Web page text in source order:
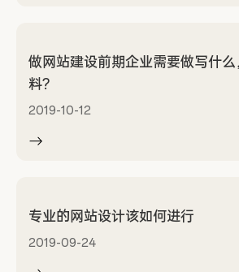
做网站建设前期企业需要做写什
料?
2019-10-12
专业的网站设计该如何进行
2019-09-24